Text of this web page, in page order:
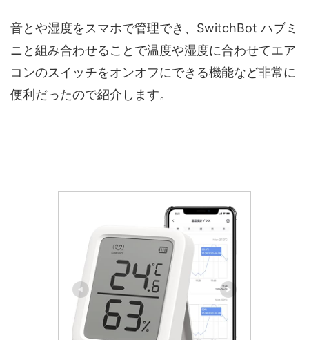
音とや湿度をスマホで管理でき、SwitchBot ハブミ
ニと組み合わせることで温度や湿度に合わせてエア
コンのスイッチをオンオフにできる機能など非常に
便利だったので紹介します。